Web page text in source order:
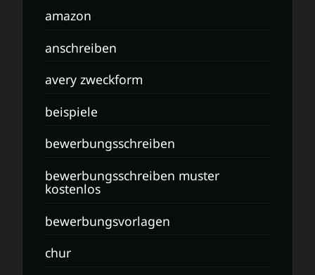
amazon
anschreiben
avery zweckform
beispiele
bewerbungsschreiben
bewerbungsschreiben muster
kostenlos
bewerbungsvorlagen
chur